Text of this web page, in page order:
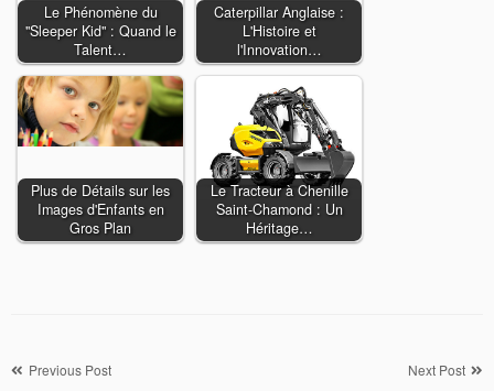
Le Phénomène du
"Sleeper Kid" : Quand le
Talent…
Caterpillar Anglaise :
L'Histoire et
l'Innovation…
Plus de Détails sur les
Images d'Enfants en
Gros Plan
Le Tracteur à Chenille
Saint-Chamond : Un
Héritage…
Navigation
Previous Post Next Post